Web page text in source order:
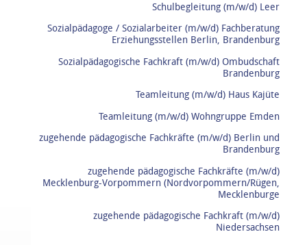
Schulbegleitung (m/w/d) Leer
Sozialpädagoge / Sozialarbeiter (m/w/d) Fachberatung
Erziehungsstellen Berlin, Brandenburg
Sozialpädagogische Fachkraft (m/w/d) Ombudschaft
Brandenburg
Teamleitung (m/w/d) Haus Kajüte
Teamleitung (m/w/d) Wohngruppe Emden
zugehende pädagogische Fachkräfte (m/w/d) Berlin und
Brandenburg
zugehende pädagogische Fachkräfte (m/w/d)
Mecklenburg-Vorpommern (Nordvorpommern/Rügen,
Mecklenburge
zugehende pädagogische Fachkraft (m/w/d)
Niedersachsen